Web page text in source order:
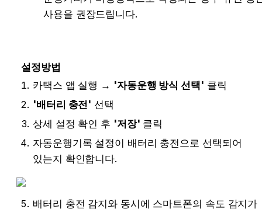
사용을 권장드립니다.
설정방법
카택스 앱 실행 → '자동운행 방식 선택' 클릭
'배터리 충전' 선택
상세 설정 확인 후 '저장' 클릭
자동운행기록 설정이 배터리 충전으로 선택되어
있는지 확인합니다.
배터리 충전 감지와 동시에 스마트폰의 속도 감지가